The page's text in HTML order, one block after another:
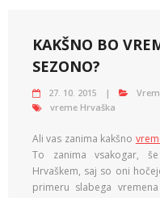
KAKŠNO BO
SEZONO?
27. 10. 2015
vreme Hrvaška
Ali vas zanima kakšno
To zanima vsakogar,
Hrvaškem, saj so oni
primeru slabega